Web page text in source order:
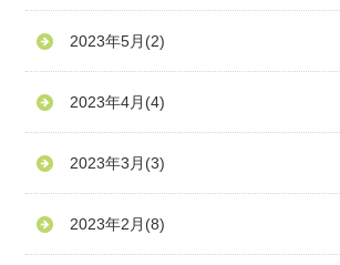
2023年5月 (2)
2023年4月 (4)
2023年3月 (3)
2023年2月 (8)